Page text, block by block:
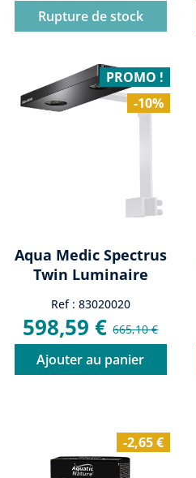
Rupture de stock
Aqua Medic Spectrus
Twin Luminaire
Ref : 83020020
598,59 €665,10 €
Ajouter au panier
PROMO !
-10%
-2,65 €